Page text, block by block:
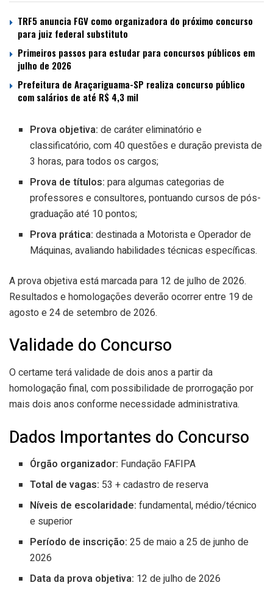
TRF5 anuncia FGV como organizadora do próximo concurso
para juiz federal substituto
Primeiros passos para estudar para concursos públicos em
julho de 2026
Prefeitura de Araçariguama-SP realiza concurso público
com salários de até R$ 4,3 mil
Prova objetiva: de caráter eliminatório e
classificatório, com 40 questões e duração prevista de
3 horas, para todos os cargos;
Prova de títulos: para algumas categorias de
professores e consultores, pontuando cursos de pós-
graduação até 10 pontos;
Prova prática: destinada a Motorista e Operador de
Máquinas, avaliando habilidades técnicas específicas.
A prova objetiva está marcada para 12 de julho de 2026.
Resultados e homologações deverão ocorrer entre 19 de
agosto e 24 de setembro de 2026.
Validade do Concurso
O certame terá validade de dois anos a partir da
homologação final, com possibilidade de prorrogação por
mais dois anos conforme necessidade administrativa.
Dados Importantes do Concurso
Órgão organizador: Fundação FAFIPA
Total de vagas: 53 + cadastro de reserva
Níveis de escolaridade: fundamental, médio/técnico
e superior
Período de inscrição: 25 de maio a 25 de junho de
2026
Data da prova objetiva: 12 de julho de 2026